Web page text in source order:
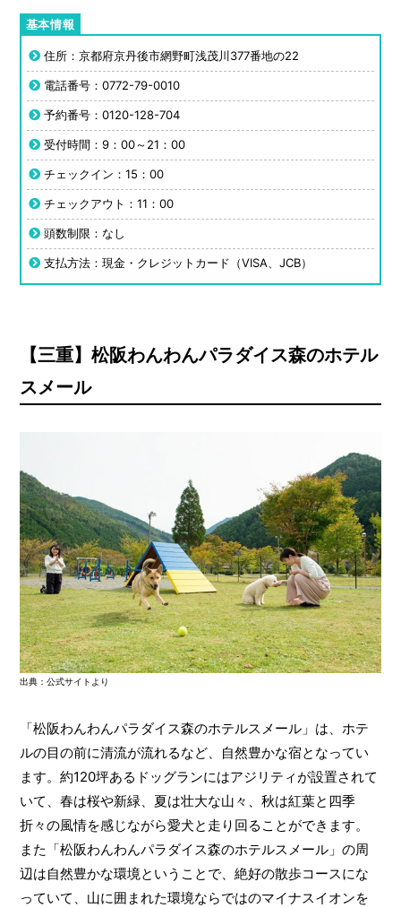
住所：京都府京丹後市網野町浅茂川377番地の22
電話番号：0772-79-0010
予約番号：0120-128-704
受付時間：9：00～21：00
チェックイン：15：00
チェックアウト：11：00
頭数制限：なし
支払方法：現金・クレジットカード（VISA、JCB）
【三重】松阪わんわんパラダイス森のホテル
スメール
出典：公式サイトより
「松阪わんわんパラダイス森のホテルスメール」は、ホテ
ルの目の前に清流が流れるなど、自然豊かな宿となってい
ます。約120坪あるドッグランにはアジリティが設置されて
いて、春は桜や新緑、夏は壮大な山々、秋は紅葉と四季
折々の風情を感じながら愛犬と走り回ることができます。
また「松阪わんわんパラダイス森のホテルスメール」の周
辺は自然豊かな環境ということで、絶好の散歩コースにな
っていて、山に囲まれた環境ならではのマイナスイオンを